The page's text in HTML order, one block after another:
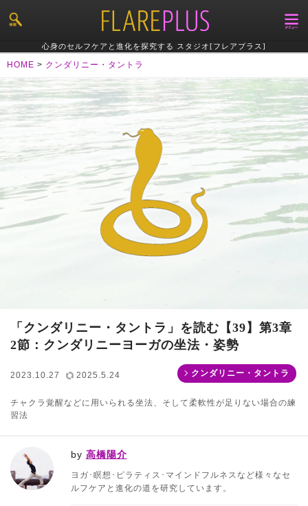
心身のセルフケアと進化を探究する スタジオ[フレアプラス]
HOME > クンダリニー・タントラ
「クンダリニー・タントラ」を読む【39】第3章
2節：クンダリニーヨーガの坐法・姿勢
2023.10.27 2025.5.24 クンダリニー・タントラ
チャクラ覚醒などに用いられる坐法、そして柔軟性が足りない場合の練
習法
by 高橋陽介
ヨガ･瞑想･ピラティス･マインドフルネスなど様々なセ
ルフケアと進化の道を研究しています。